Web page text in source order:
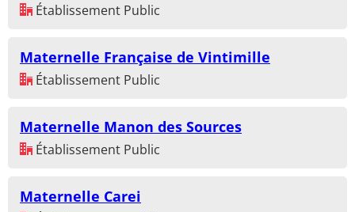
Établissement Public
Maternelle Française de Vintimille
Établissement Public
Maternelle Manon des Sources
Établissement Public
Maternelle Carei